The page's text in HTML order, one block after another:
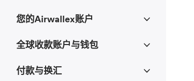
您的Airwallex账户
全球收款账户与钱包
付款与换汇